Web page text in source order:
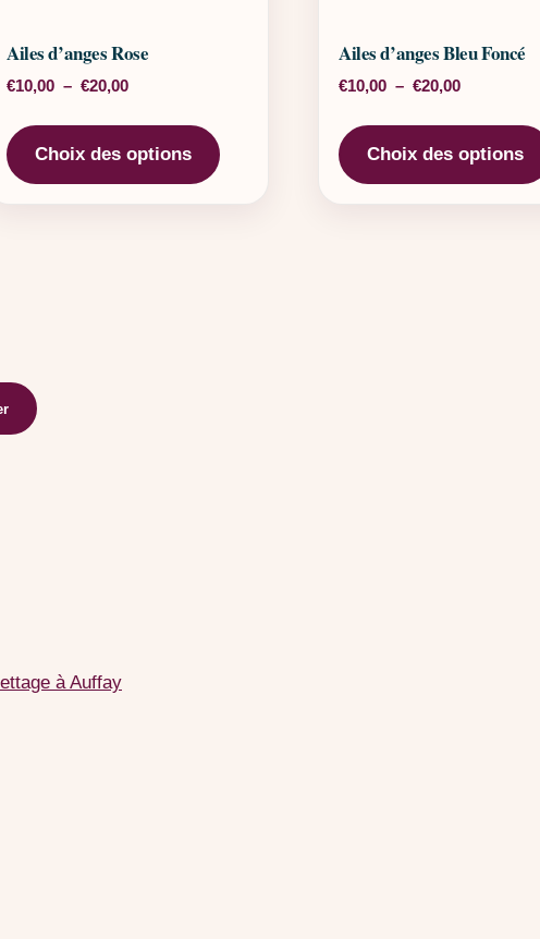
variations. Les options peuvent être choisies sur la page
Ailes d’anges Rose
€10,00 – €20,00Plage de prix : €10,00 à €20,00
Choix des options
Ce produit a plusieurs variations. Les
Ailes d’anges Bleu Foncé
€10,00 – €20,00Plage de
Choix des options
à Auffay